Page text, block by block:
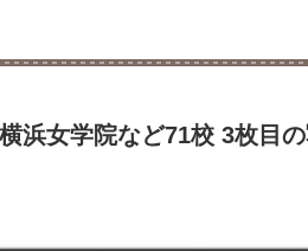
浜女学院など71校 3枚目